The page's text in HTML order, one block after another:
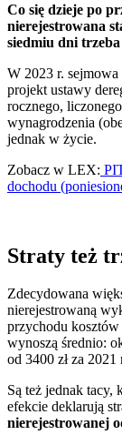
Co się dzieje po
nierejestrowana
siedmiu dni trzeba
W 2023 r. sejmowa
projekt ustawy
rocznego,
wynagrodzenia
jednak w życie.
Zobacz w LEX:
dochodu
Straty też
Zdecydowana
nierejestrowaną
przychodu
wynoszą średnio:
od 3400 zł za
Są też jednak
efekcie deklarują
nierejestrowanej